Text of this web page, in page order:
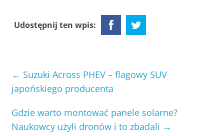
Udostępnij ten wpis:
← Suzuki Across PHEV – flagowy SUV
japońskiego producenta
Gdzie warto montować panele solarne?
Naukowcy użyli dronów i to zbadali →